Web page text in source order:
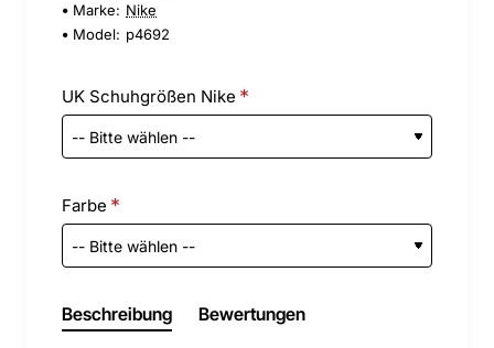
Marke: Nike
Model: p4692
UK Schuhgrößen Nike
Farbe
Beschreibung Bewertungen